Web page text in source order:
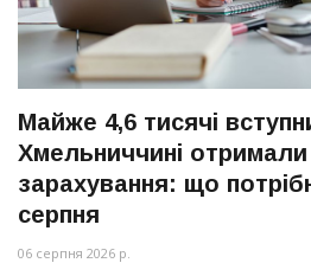
Майже 4,6 тисячі
Хмельниччині
зарахування: що
серпня
06 серпня 2026 р.